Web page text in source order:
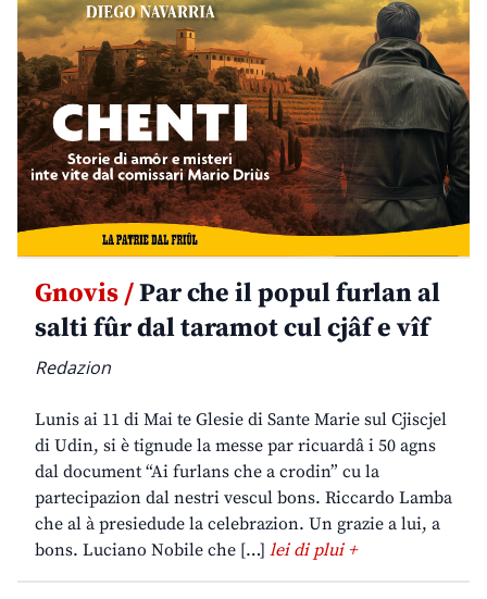
Gnovis /Par che il popul furlan al
salti fûr dal taramot cul cjâf e vîf
Redazion
Lunis ai 11 di Mai te Glesie di Sante Marie sul Cjiscjel
di Udin, si è tignude la messe par ricuardâ i 50 agns
dal document “Ai furlans che a crodin” cu la
partecipazion dal nestri vescul bons. Riccardo Lamba
che al à presiedude la celebrazion. Un grazie a lui, a
bons. Luciano Nobile che […] lei di plui +